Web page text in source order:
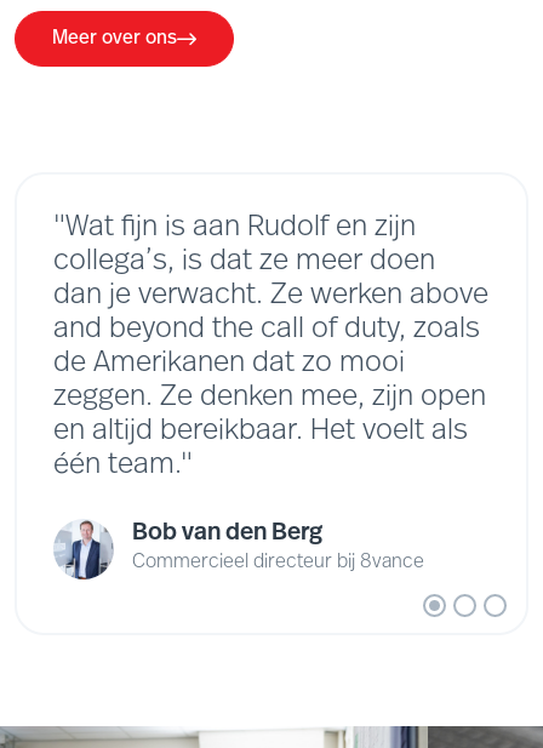
Meer over ons
"Wat fijn is aan Rudolf en zijn
collega’s, is dat ze meer doen
dan je verwacht. Ze werken above
and beyond the call of duty, zoals
de Amerikanen dat zo mooi
zeggen. Ze denken mee, zijn open
en altijd bereikbaar. Het voelt als
één team."
Bob van den Berg
Commercieel directeur bij 8vance